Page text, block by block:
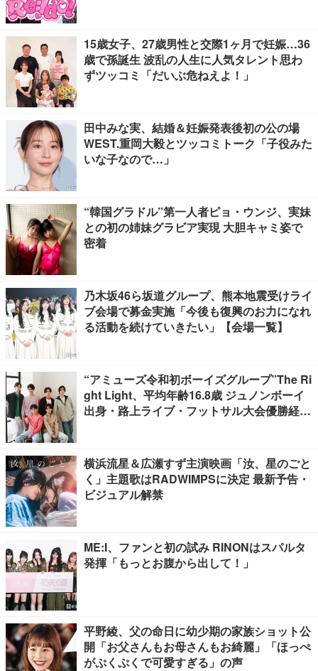
15歳女子、27歳男性と交際1ヶ月で妊娠…36
歳で孫誕生 波乱の人生に人気タレント思わ
ずツッコミ「だいぶ危ねえよ！」
田中みな実、結婚＆妊娠発表後初の公の場
WEST.重岡大毅とツッコミトーク「子役みた
いな子なので…」
“韓国グラドル”第一人者ピョ・ウンジ、実妹
との初の姉妹グラビア実現 大胆キャミ姿で
密着
乃木坂46ら坂道グループ、熊本地震受けライ
ブ会場で募金実施「今後も復興のお力になれ
る活動を続けていきたい」【会場一覧】
“アミューズ令和初ボーイズグループ”The Ri
ght Light、平均年齢16.8歳 ジュノンボーイ
出身・路上ライブ・フットサル大会優勝経験
編】
横浜流星＆広瀬すず主演映画「汝、星のごと
く」主題歌はRADWIMPSに決定 最新予告・
ビジュアル解禁
ME:I、ファンと初の試み RINONはスパルタ
発揮「もっとお腹から出して！」
平野綾、父の命日に幼少期の家族ショット公
開「お父さんもお母さんもお綺麗」「ほっぺ
がぷくぷくで可愛すぎる」の声